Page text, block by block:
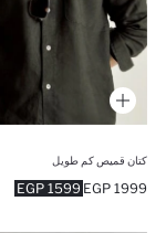
كتان قميص كم طويل
1599 EGP 1999 EGP